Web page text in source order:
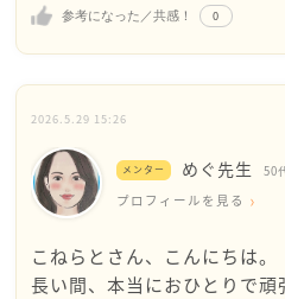
参考になった／共感！ 0
らとさんは一生懸命お母様
このままでいいのでしょうか
とても厳しい言葉になって
が、見返してやりたいと思
練り上げてみてください。
2026.5.29 15:26
メンター めぐ先生 50
プロフィールを見る
こねらとさん、こんにちは。
長い間、本当におひとりで頑